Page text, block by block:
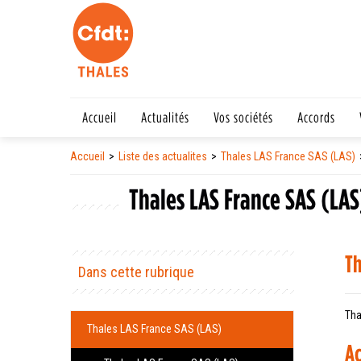
Accueil Actualités Vos sociétés Accords
Accueil Liste des actualites Thales LAS France SAS (LAS)
Thales LAS France SAS
Dans cette rubrique
Thales LAS France SAS (LAS)